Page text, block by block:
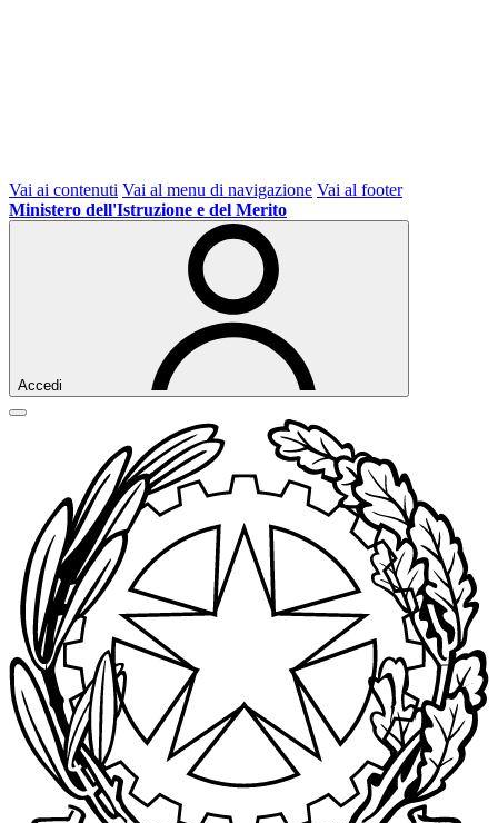
Vai ai contenuti Vai al menu di navigazione Vai al footer
Ministero dell'Istruzione e del Merito
Accedi